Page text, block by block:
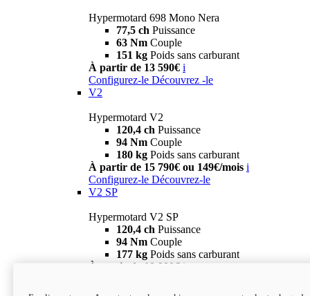
Hypermotard 698 Mono Nera
77,5 ch Puissance
63 Nm Couple
151 kg Poids sans carburant
À partir de 13 590€ i
Configurez-le Découvrez -le
V2
Hypermotard V2
120,4 ch Puissance
94 Nm Couple
180 kg Poids sans carburant
À partir de 15 790€ ou 149€/mois i
Configurez-le Découvrez-le
V2 SP
Hypermotard V2 SP
120,4 ch Puissance
94 Nm Couple
177 kg Poids sans carburant
À partir de 19 990€ i
new
V2 SP 100